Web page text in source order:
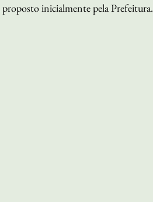
inicialmente pela Prefeitura.